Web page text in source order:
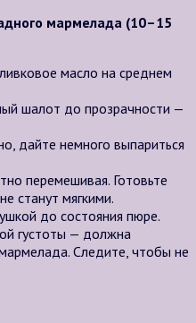
мармелада (10–15
масло на среднем
шалот до прозрачности —
дайте немного выпариться
перемешивая. Готовьте
станут мягкими.
до состояния пюре.
густоты — должна
Следите, чтобы не